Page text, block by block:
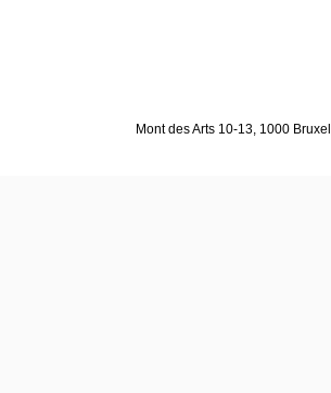
Mont des Arts 10-13, 1000